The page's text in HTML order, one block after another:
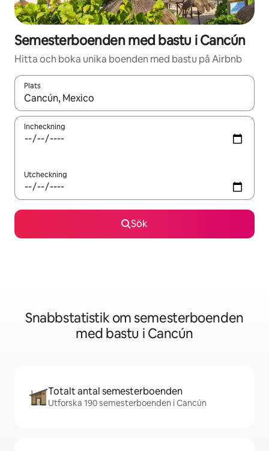
Semesterboenden med bastu i Cancún
Hitta och boka unika boenden med bastu på Airbnb
Plats
När resultaten är tillgängliga kan du navigera med upp- och
Incheckning
Utcheckning
Sök
Snabbstatistik om semesterboenden
med bastu i Cancún
Totalt antal semesterboenden
Utforska 190 semesterboenden i Cancún